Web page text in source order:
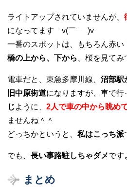
ライトアップされていませんが、
になってます v(￣ｰ￣)v
一番のスポットは、もちろん赤い
橋の上から、下から
、桜を見てみ
電車だと、東急多摩川線、 沼部駅
旧中原街道になりますが、車で行
じように、 2人で車の中から眺め
ませんね＾＾
どっちかというと、 私はこっち派
でも、 長い事路駐しちゃダメです
まとめ